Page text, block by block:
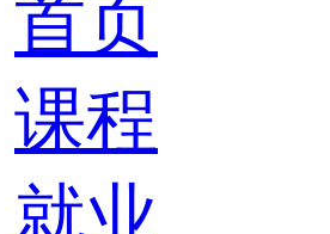
首页
课程
就业